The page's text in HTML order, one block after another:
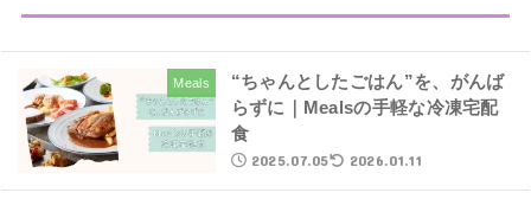
Meals
“ちゃんとしたごはん”を、がんば
らずに｜Mealsの手軽な冷凍宅配
食
2025.07.05 2026.01.11